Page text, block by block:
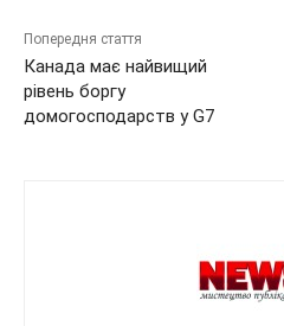
Попередня стаття
Канада має найвищий
рівень боргу
домогосподарств у G7